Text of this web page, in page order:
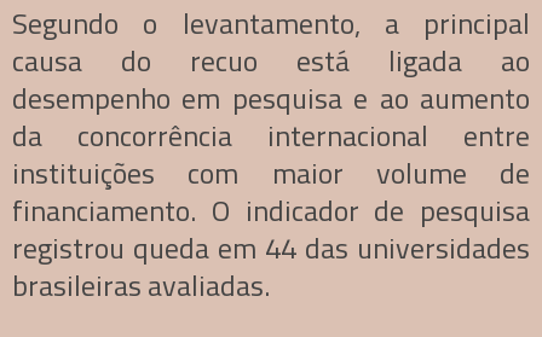
Segundo o levantamento, a principal
causa do recuo está ligada ao
desempenho em pesquisa e ao aumento
da concorrência internacional entre
instituições com maior volume de
financiamento. O indicador de pesquisa
registrou queda em 44 das universidades
brasileiras avaliadas.